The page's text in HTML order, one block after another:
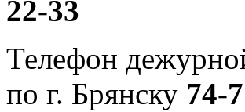
22-33
Телефон
по г. Брянску 74-